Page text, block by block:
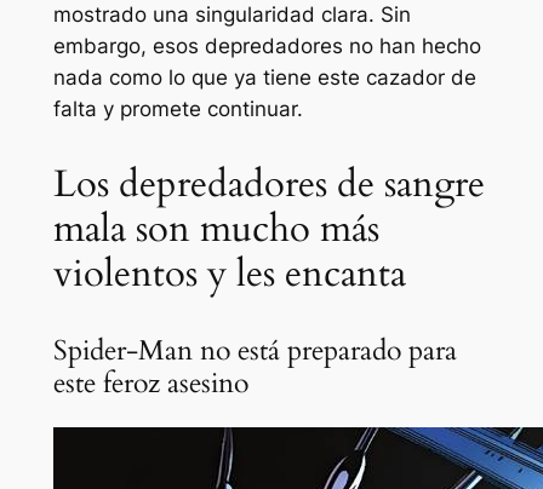
mostrado una singularidad clara. Sin
embargo, esos depredadores no han hecho
nada como lo que ya tiene este cazador de
falta y promete continuar.
Los depredadores de sangre
mala son mucho más
violentos y les encanta
Spider-Man no está preparado para
este feroz asesino